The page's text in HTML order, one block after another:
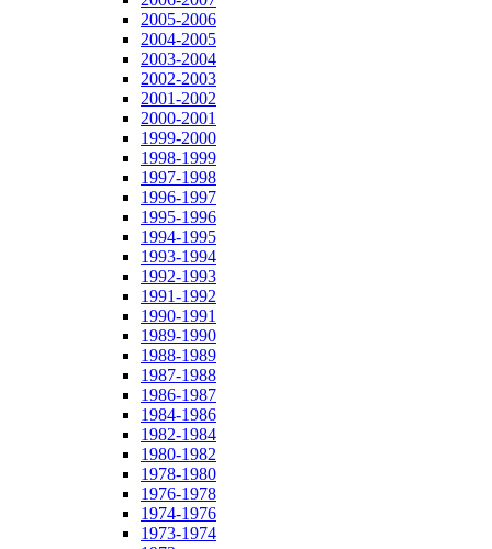
2005-2006
2004-2005
2003-2004
2002-2003
2001-2002
2000-2001
1999-2000
1998-1999
1997-1998
1996-1997
1995-1996
1994-1995
1993-1994
1992-1993
1991-1992
1990-1991
1989-1990
1988-1989
1987-1988
1986-1987
1984-1986
1982-1984
1980-1982
1978-1980
1976-1978
1974-1976
1973-1974